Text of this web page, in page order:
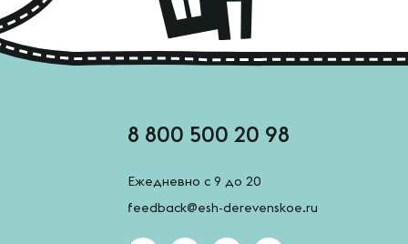
8 800 500 20 98
Ежедневно с 9 до 20
feedback@esh-derevenskoe.ru